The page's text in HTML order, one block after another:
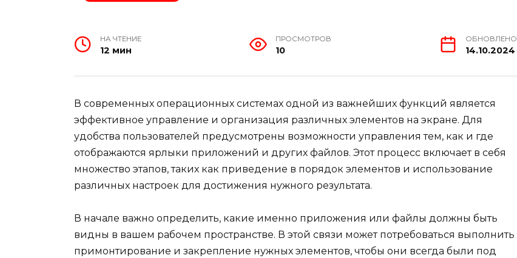
НА ЧТЕНИЕ
12 мин
ПРОСМОТРОВ
10
ОБНОВЛЕНО
14.10.2024
В современных операционных системах одной из важнейших функций является
эффективное управление и организация различных элементов на экране. Для
удобства пользователей предусмотрены возможности управления тем, как и где
отображаются ярлыки приложений и других файлов. Этот процесс включает в себя
множество этапов, таких как приведение в порядок элементов и использование
различных настроек для достижения нужного результата.
В начале важно определить, какие именно приложения или файлы должны быть
видны в вашем рабочем пространстве. В этой связи может потребоваться выполнить
примонтирование и закрепление нужных элементов, чтобы они всегда были под